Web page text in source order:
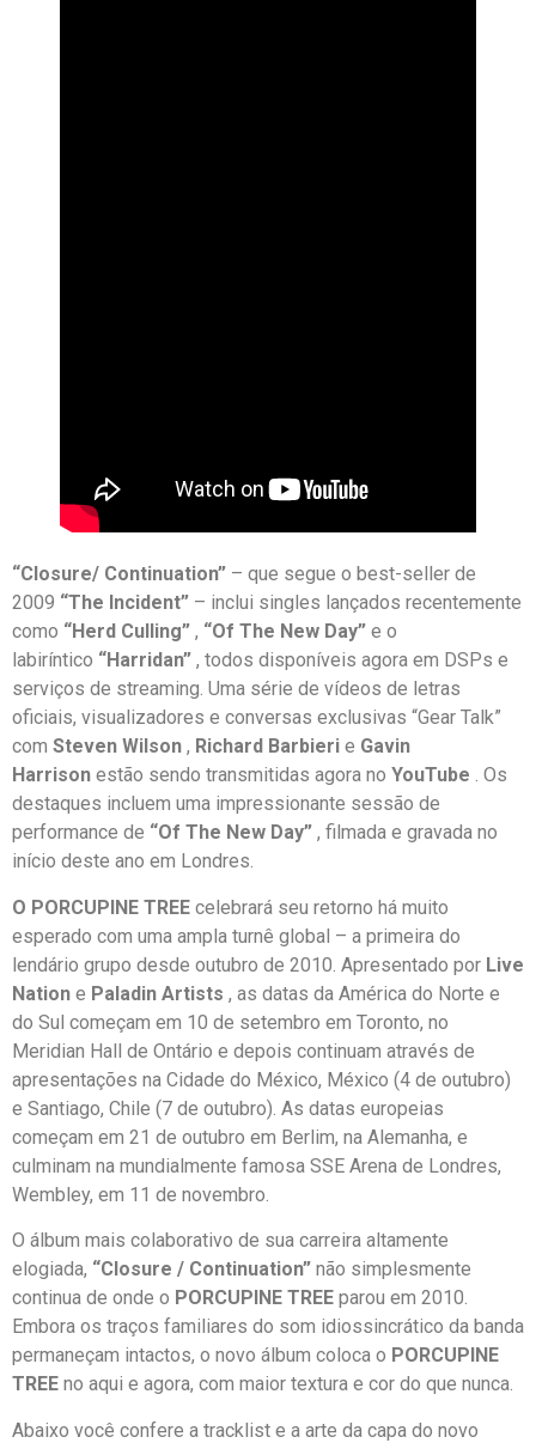
“Closure/ Continuation” – que segue o best-seller de
2009 “The Incident” – inclui singles lançados recentemente
como “Herd Culling” , “Of The New Day” e o
labiríntico “Harridan” , todos disponíveis agora em DSPs e
serviços de streaming. Uma série de vídeos de letras
oficiais, visualizadores e conversas exclusivas “Gear Talk”
com Steven Wilson , Richard Barbieri e Gavin
Harrison estão sendo transmitidas agora no YouTube . Os
destaques incluem uma impressionante sessão de
performance de “Of The New Day” , filmada e gravada no
início deste ano em Londres.
O PORCUPINE TREE celebrará seu retorno há muito
esperado com uma ampla turnê global – a primeira do
lendário grupo desde outubro de 2010. Apresentado por Live
Nation e Paladin Artists , as datas da América do Norte e
do Sul começam em 10 de setembro em Toronto, no
Meridian Hall de Ontário e depois continuam através de
apresentações na Cidade do México, México (4 de outubro)
e Santiago, Chile (7 de outubro). As datas europeias
começam em 21 de outubro em Berlim, na Alemanha, e
culminam na mundialmente famosa SSE Arena de Londres,
Wembley, em 11 de novembro.
O álbum mais colaborativo de sua carreira altamente
elogiada, “Closure / Continuation” não simplesmente
continua de onde o PORCUPINE TREE parou em 2010.
Embora os traços familiares do som idiossincrático da banda
permaneçam intactos, o novo álbum coloca o PORCUPINE
TREE no aqui e agora, com maior textura e cor do que nunca.
Abaixo você confere a tracklist e a arte da capa do novo